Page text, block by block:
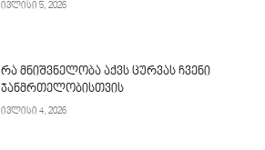
ივლისი 5, 2026
რა მნიშვნელობა აქვს ცურვას ჩვენი
ჯანმრთელობისთვის
ივლისი 4, 2026